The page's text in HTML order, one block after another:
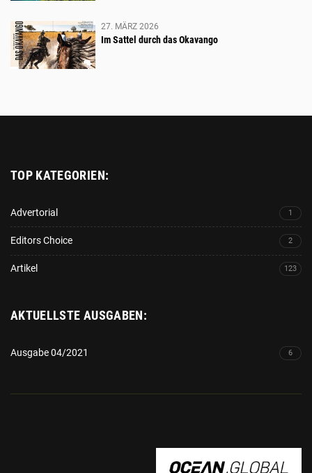
27. MÄRZ 2026
Im Sattel durch das Okavango
TOP KATEGORIEN:
Advertorial 1
Editors Choice 2
Artikel 123
AKTUELLSTE AUSGABEN:
Ausgabe 04/2021 6